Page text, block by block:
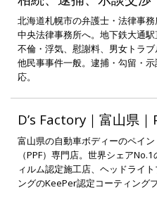
北海道札幌市の弁護士・法律事
中央法律事務所へ。地下鉄大通
不倫・浮気、慰謝料、男女トラ
他民事事件一般。逮捕・勾留・
応。
D’s Factory｜富山県
富山県の自動車ボディーのペイ
（PPF）専門店。世界シェア
ィルム認定施工店、ヘッドライ
ングのKeePer認定コーティング